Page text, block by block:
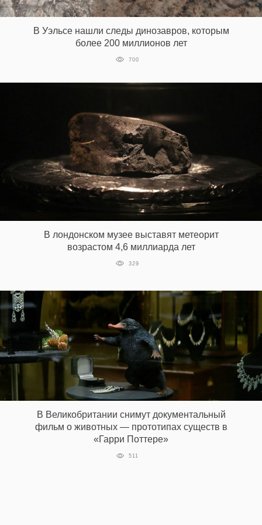
EN
UA
В Уэльсе нашли следы динозавров, которым
более 200 миллионов лет
700
В лондонском музее выставят метеорит
возрастом 4,6 миллиарда лет
329
В Великобритании снимут документальный
фильм о животных — прототипах существ в
«Гарри Поттере»
511